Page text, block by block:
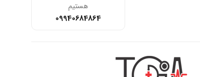
هستیم
09940684864